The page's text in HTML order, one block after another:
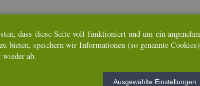
dass diese Seite voll funk­tio­niert und um ein
bie­ten, spei­chern wir In­for­ma­tio­nen (so ge­nann­te
ab.
Aus­ge­wähl­te Ein­stel­lun­gen